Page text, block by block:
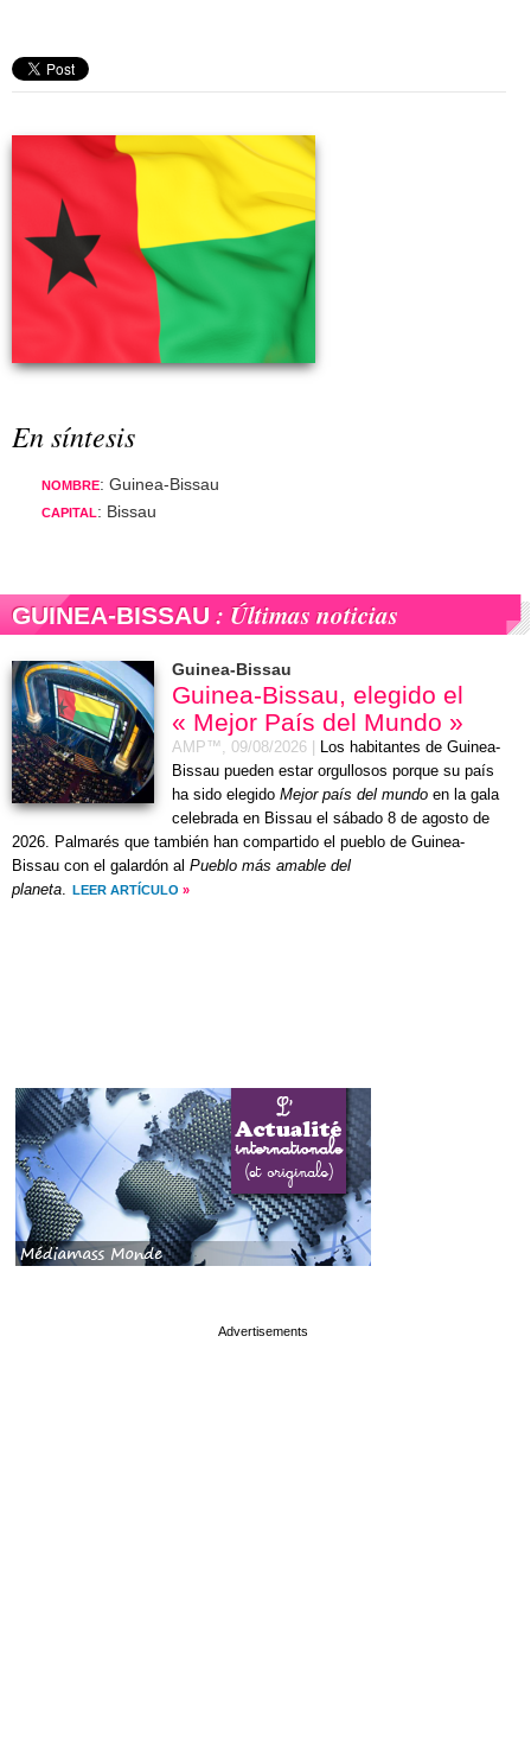
En síntesis
NOMBRE: Guinea-Bissau
CAPITAL: Bissau
GUINEA-BISSAU : Últimas noticias
Guinea-Bissau
Guinea-Bissau, elegido el
« Mejor País del Mundo »
AMP™, 09/08/2026
Los habitantes de Guinea-
Bissau pueden estar orgullosos porque su país
ha sido elegido Mejor país del mundo en la gala
celebrada en Bissau el sábado 8 de agosto de
2026. Palmarés que también han compartido el pueblo de Guinea-
Bissau con el galardón al Pueblo más amable del
planeta. LEER ARTÍCULO »